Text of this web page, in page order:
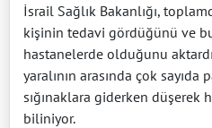
İsrail Sağlık Bakanlığı,
kişinin tedavi gördüğünü ve
hastanelerde olduğunu
yaralının arasında çok
sığınaklara giderken
biliniyor.